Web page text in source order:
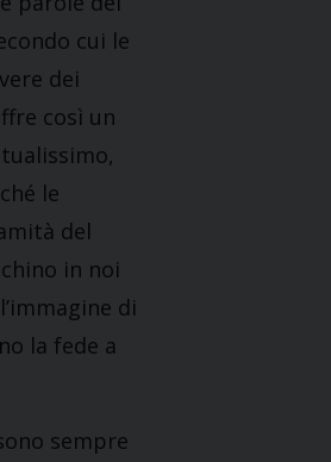
cui le
dei
così un
le
del
in noi
di
la fede a
sempre